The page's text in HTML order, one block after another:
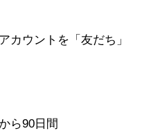
カウントを「友だち」
ら90日間